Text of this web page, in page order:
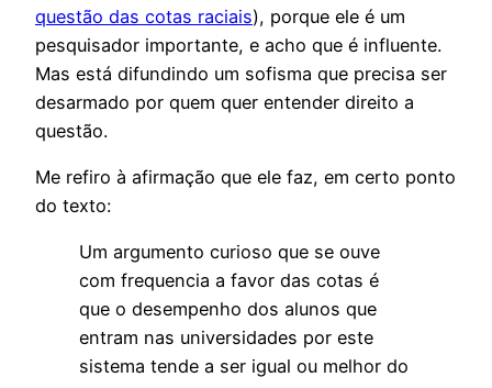
questão das cotas raciais), porque ele é um
pesquisador importante, e acho que é influente.
Mas está difundindo um sofisma que precisa ser
desarmado por quem quer entender direito a
questão.
Me refiro à afirmação que ele faz, em certo ponto
do texto:
Um argumento curioso que se ouve
com frequencia a favor das cotas é
que o desempenho dos alunos que
entram nas universidades por este
sistema tende a ser igual ou melhor do